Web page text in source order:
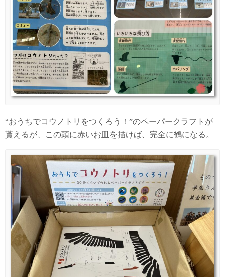
“おうちでコウノトリをつくろう！”のペーパークラフトが
貰えるが、この頭に赤いお皿を描けば、完全に鶴になる。